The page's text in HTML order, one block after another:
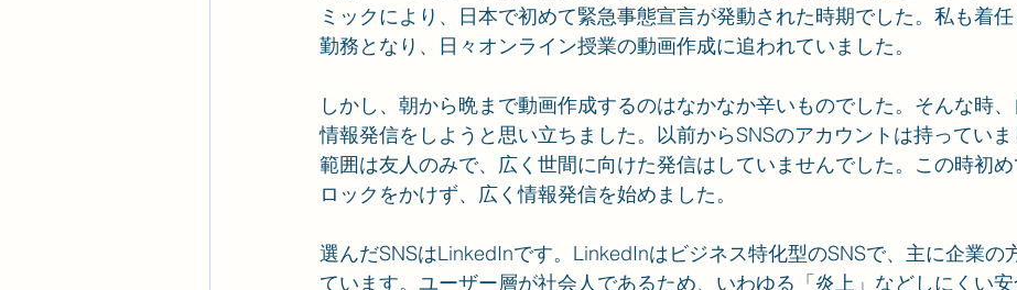
ミックにより、日本で初めて緊急事態宣言が発動された時期でした。私も着
勤務となり、日々オンライン授業の動画作成に追われていました。
しかし、朝から晩まで動画作成するのはなかなか辛いものでした。そんな時
情報発信をしようと思い立ちました。以前からSNSのアカウントは持ってい
範囲は友人のみで、広く世間に向けた発信はしていませんでした。この時初め
ロックをかけず、広く情報発信を始めました。
選んだSNSはLinkedInです。LinkedInはビジネス特化型のSNSで、主に企業の
ています。ユーザー層が社会人であるため、いわゆる「炎上」などしにくい